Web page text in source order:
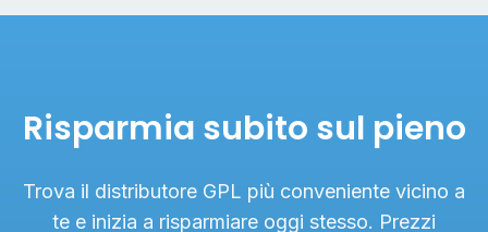
Risparmia subito sul pieno
Trova il distributore GPL più conveniente vicino a
te e inizia a risparmiare oggi stesso. Prezzi